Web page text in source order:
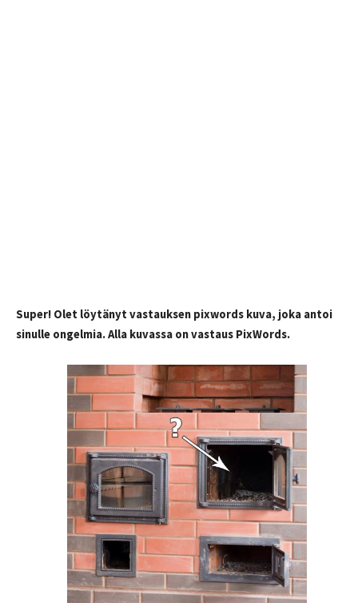
Super! Olet löytänyt vastauksen pixwords kuva, joka antoi
sinulle ongelmia. Alla kuvassa on vastaus PixWords.